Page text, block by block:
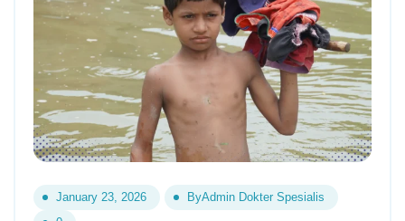
January 23, 2026 ByAdmin Dokter Spesialis